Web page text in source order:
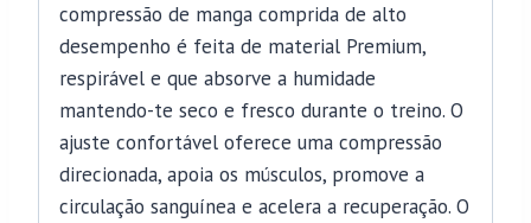
compressão de manga comprida de alto
desempenho é feita de material Premium,
respirável e que absorve a humidade
mantendo-te seco e fresco durante o treino. O
ajuste confortável oferece uma compressão
direcionada, apoia os músculos, promove a
circulação sanguínea e acelera a recuperação. O